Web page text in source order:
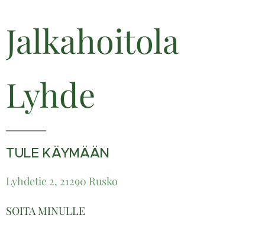
Jalkahoitola
Lyhde
TULE KÄYMÄÄN
Lyhdetie 2, 21290 Rusko
SOITA MINULLE